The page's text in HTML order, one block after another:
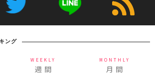
ング
WEEKLY
週 間
MONTHLY
月 間